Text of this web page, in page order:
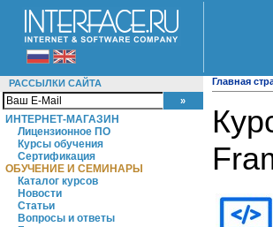
РАССЫЛКИ САЙТА
ИНТЕРНЕТ-МАГАЗИН
Лицензионное ПО
Курсы обучения
Сертификация
ОБУЧЕНИЕ И СЕМИНАРЫ
Каталог курсов
Новости
Статьи
Вопросы и ответы
Главная